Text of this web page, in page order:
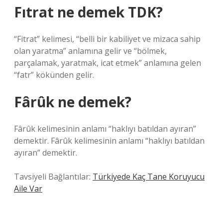
Fıtrat ne demek TDK?
“Fitrat” kelimesi, “belli bir kabiliyet ve mizaca sahip
olan yaratma” anlamına gelir ve “bölmek,
parçalamak, yaratmak, icat etmek” anlamına gelen
“fatr” kökünden gelir.
Fârûk ne demek?
Fârûk kelimesinin anlamı “haklıyı batıldan ayıran”
demektir. Fârûk kelimesinin anlamı “haklıyı batıldan
ayıran” demektir.
Tavsiyeli Bağlantılar: Türkiyede Kaç Tane Koruyucu
Aile Var